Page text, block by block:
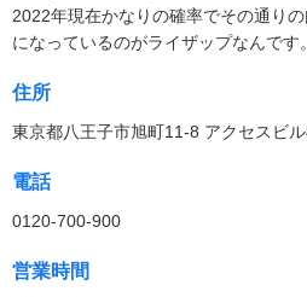
2022年現在かなりの確率でその通り
になっているのがライザップなんです。
住所
東京都八王子市旭町11-8 アクセスビ
電話
0120-700-900
営業時間